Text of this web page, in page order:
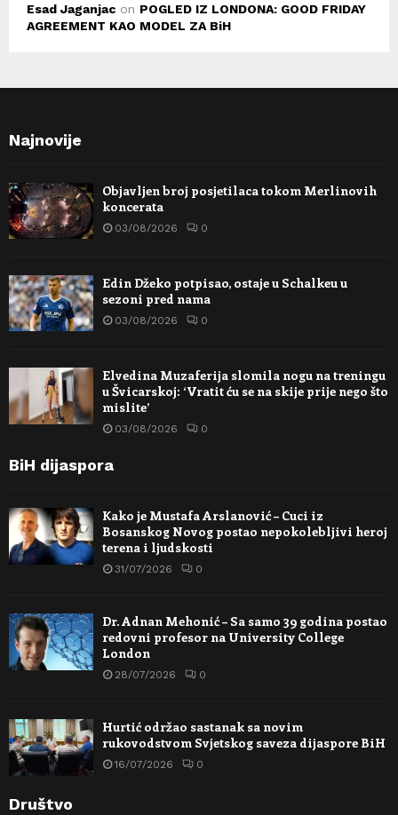
Esad Jaganjac on POGLED IZ LONDONA: GOOD FRIDAY
AGREEMENT KAO MODEL ZA BiH
Najnovije
Objavljen broj posjetilaca tokom Merlinovih
koncerata
03/08/2026 0
Edin Džeko potpisao, ostaje u Schalkeu u
sezoni pred nama
03/08/2026 0
Elvedina Muzaferija slomila nogu na treningu
u Švicarskoj: ‘Vratit ću se na skije prije nego što
mislite’
03/08/2026 0
BiH dijaspora
Kako je Mustafa Arslanović – Cuci iz
Bosanskog Novog postao nepokolebljivi heroj
terena i ljudskosti
31/07/2026 0
Dr. Adnan Mehonić – Sa samo 39 godina postao
redovni profesor na University College
London
28/07/2026 0
Hurtić održao sastanak sa novim
rukovodstvom Svjetskog saveza dijaspore BiH
16/07/2026 0
Društvo